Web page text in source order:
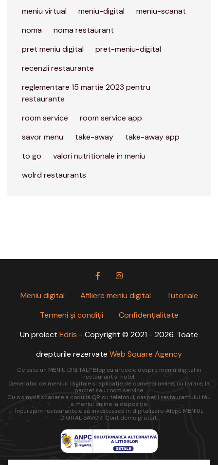
meniu virtual
meniu-digital
meniu-scanat
noma
noma restaurant
pret meniu digital
pret-meniu-digital
recenzii restaurante
reglementare 15 martie 2023 pentru
restaurante
room service
room service app
savor menu
take-away
take-away app
to go
valori nutritionale in meniu
wolrd restaurants
Meniu digital Afiliere meniu digital
Tutoriale
Termeni și condiții
Confidențialitate
Un proiect Edris - Copyright © 2021 - 2026. Toate
drepturile rezervate Web Square Agency
Ce este un MENIU DIGITAL? Blog cu articole despre meniu digital in
restaurant si hotel.
Generator de meniuri digitale si aplicatie de comenzi online, cu livrare, la
pachet sau room service.
Cu o simplă scanare a codului QR cu telefonul, oaspeții restaurantului tău
a meniul online la dispoziție.
Încurajăm restaurantele să investească în digitalizare. Alege MENIUL
DIGITAL SAVOR! Cont demo gratuit.